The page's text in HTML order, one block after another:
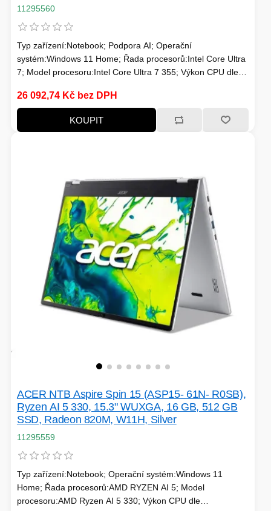
11295560
Typ zařízení:Notebook; Podpora AI; Operační
systém:Windows 11 Home; Řada procesorů:Intel Core Ultra
7; Model procesoru:Intel Core Ultra 7 355; Výkon CPU dle
procesoru (GHz):4.7; Frekvence procesoru (GHz):2.3;
TDP:25; Model grafické karty:Intel® Graphics; Velikost
paměti RAM (GB):16; Typ panelu:IPS
26 092,74 Kč bez DPH
KOUPIT
ACER NTB Aspire Spin 15 (ASP15- 61N- R0SB),
Ryzen AI 5 330, 15.3" WUXGA, 16 GB, 512 GB
SSD, Radeon 820M, W11H, Silver
11295559
Typ zařízení:Notebook; Operační systém:Windows 11
Home; Řada procesorů:AMD RYZEN AI 5; Model
procesoru:AMD Ryzen AI 5 330; Výkon CPU dle